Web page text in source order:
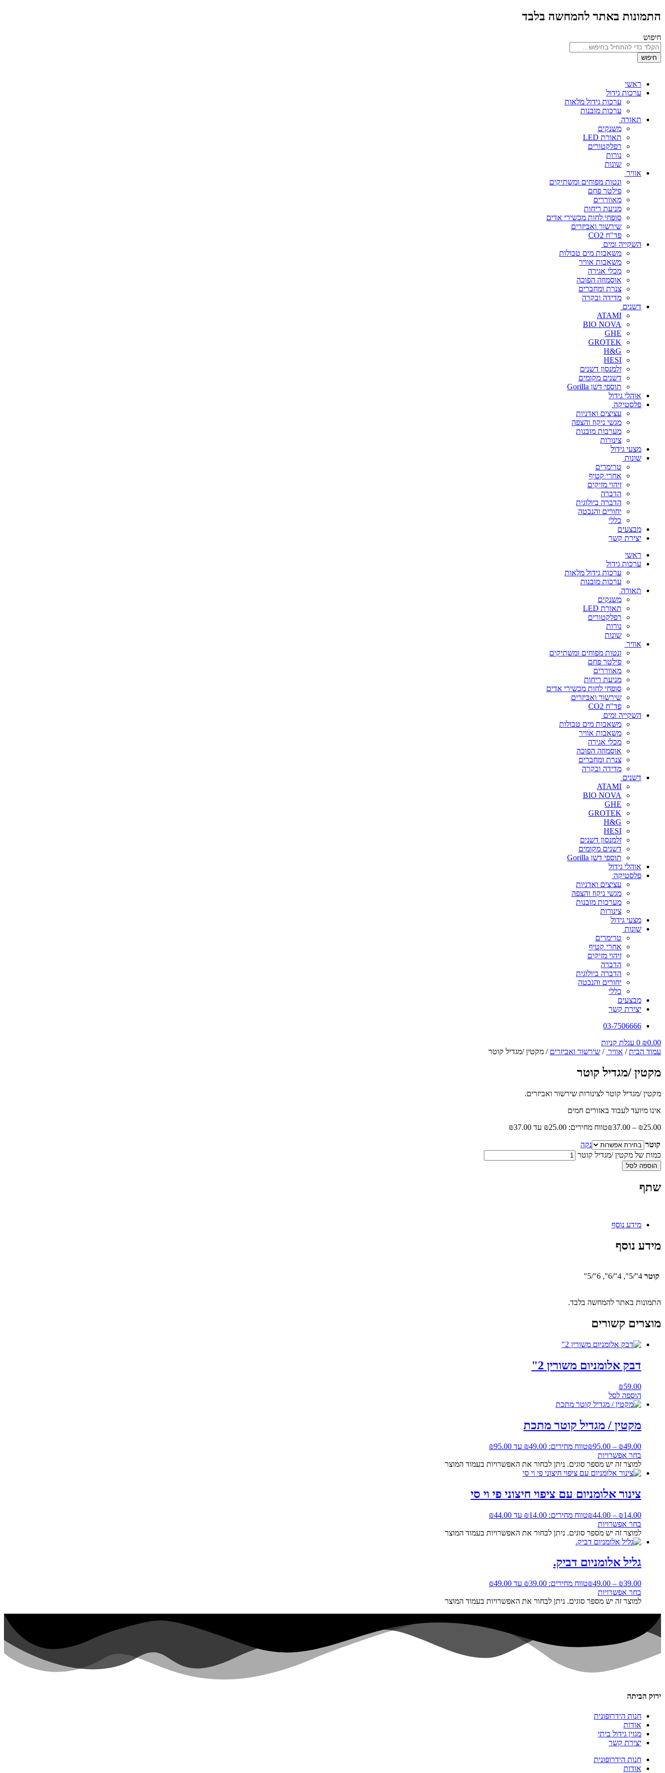
התמונות באתר להמחשה בלבד
חיפוש
חיפוש
ראשי
ערכות גידול
ערכות גידול מלאות
ערכות מובנות
תאורה
משנקים
תאורת LED
רפלקטורים
נורות
שונות
אוויר
ונטות מפוחים ומשתיקים
פילטר פחם
מאווררים
מניעת ריחות
סופחי לחות מכשירי אדים
שירשור ואביזרים
פד"ח CO2
השקייה ומים
משאבות מים טבולות
משאבות אוויר
מכלי אגירה
אוסמוזה הפוכה
צנרת ומחברים
מדידה ובקרה
דשנים
ATAMI
BIO NOVA
GHE
GROTEK
H&G
HESI
זלמנסון דשנים
דשנים מקומים
תוספי דשן Gorilla
אוהלי גידול
פלסטיקה
עציצים ואדניות
מגשי ניקוז והצפה
מערכות מובנות
צינורות
מצעי גידול
שונות
טרימרים
אחרי קטיף
זיהוי מזיקים
הדברה
הדברה ביולוגית
יחורים והנבטה
כללי
מבצעים
יצירת קשר
ראשי
ערכות גידול
ערכות גידול מלאות
ערכות מובנות
תאורה
משנקים
תאורת LED
רפלקטורים
נורות
שונות
אוויר
ונטות מפוחים ומשתיקים
פילטר פחם
מאווררים
מניעת ריחות
סופחי לחות מכשירי אדים
שירשור ואביזרים
פד"ח CO2
השקייה ומים
משאבות מים טבולות
משאבות אוויר
מכלי אגירה
אוסמוזה הפוכה
צנרת ומחברים
מדידה ובקרה
דשנים
ATAMI
BIO NOVA
GHE
GROTEK
H&G
HESI
זלמנסון דשנים
דשנים מקומים
תוספי דשן Gorilla
אוהלי גידול
פלסטיקה
עציצים ואדניות
מגשי ניקוז והצפה
מערכות מובנות
צינורות
מצעי גידול
שונות
טרימרים
אחרי קטיף
זיהוי מזיקים
הדברה
הדברה ביולוגית
יחורים והנבטה
כללי
מבצעים
יצירת קשר
03-7506666
₪0.00
0 עגלת קניות
עמוד הבית/ אוויר / שירשור ואביזרים / מקטין /מגדיל קוטר
מקטין /מגדיל קוטר
מקטין /מגדיל קוטר לצינורות שירשור ואביזרים.
אינו מיועד לעבוד באזורים חמים
₪25.00
–
₪37.00 טווח מחירים: ⁦₪25.00⁩ עד ⁦₪37.00⁩
קוטר
נקה
כמות של מקטין /מגדיל קוטר
הוספה לסל
שתף
מידע נוסף
מידע נוסף
קוטר 4"/5", 4"/6", 6"/5"
התמונות באתר להמחשה בלבד.
מוצרים קשורים
דבק אלומניום משורין 2"
₪59.00
הוספה לסל
מקטין / מגדיל קוטר מתכת
₪49.00
–
₪95.00
טווח מחירים: ⁦₪49.00⁩ עד ⁦₪95.00⁩
בחר אפשרויות
למוצר זה יש מספר סוגים. ניתן לבחור את האפשרויות בעמוד המוצר
צינור אלומניום עם ציפוי חיצוני פי וי סי
₪14.00
–
₪44.00
טווח מחירים: ⁦₪14.00⁩ עד ⁦₪44.00⁩
בחר אפשרויות
למוצר זה יש מספר סוגים. ניתן לבחור את האפשרויות בעמוד המוצר
גליל אלומניום דביק.
₪39.00
–
₪49.00
טווח מחירים: ⁦₪39.00⁩ עד ⁦₪49.00⁩
בחר אפשרויות
למוצר זה יש מספר סוגים. ניתן לבחור את האפשרויות בעמוד המוצר
ירוק הביתה
חנות הידרופונית
אודות
מגזין גידול ביתי
יצירת קשר
חנות הידרופונית
אודות